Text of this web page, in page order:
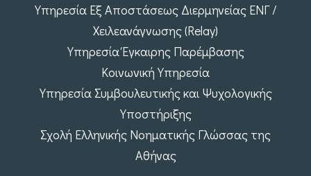
Υπηρεσία Εξ Αποστάσεως Διερμηνείας ΕΝΓ /
Χειλεανάγνωσης (Relay)
Υπηρεσία Έγκαιρης Παρέμβασης
Κοινωνική Υπηρεσία
Υπηρεσία Συμβουλευτικής και Ψυχολογικής
Υποστήριξης
Σχολή Ελληνικής Νοηματικής Γλώσσας της
Αθήνας